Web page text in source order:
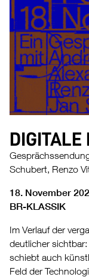
DIGITALE
Schubert, Renzo
18. November
BR-KLASSIK
Im Verlauf der
deutlicher
schiebt auch
Feld der